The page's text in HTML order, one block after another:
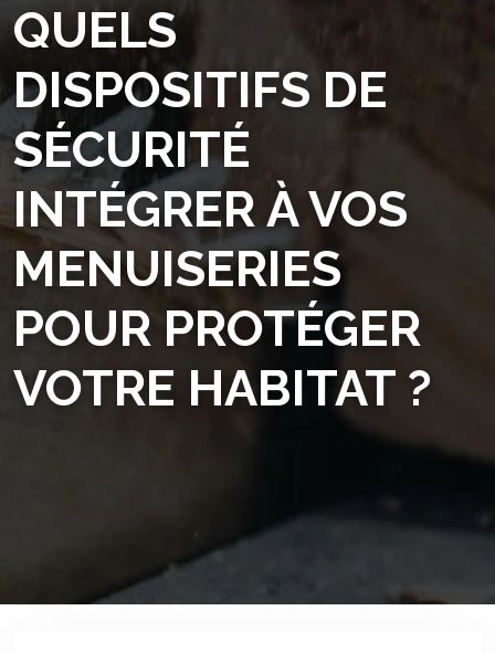
QUELS
DISPOSITIFS DE
SÉCURITÉ
INTÉGRER À VOS
MENUISERIES
POUR PROTÉGER
VOTRE HABITAT ?